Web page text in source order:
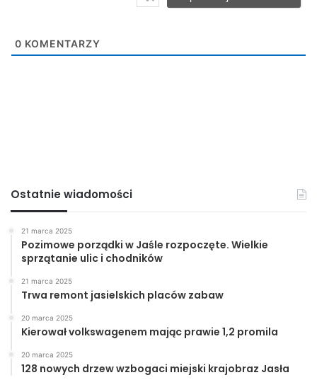
0 KOMENTARZY
Ostatnie wiadomości
21 marca 2025
Pozimowe porządki w Jaśle rozpoczęte. Wielkie
sprzątanie ulic i chodników
21 marca 2025
Trwa remont jasielskich placów zabaw
20 marca 2025
Kierował volkswagenem mając prawie 1,2 promila
20 marca 2025
128 nowych drzew wzbogaci miejski krajobraz Jasła